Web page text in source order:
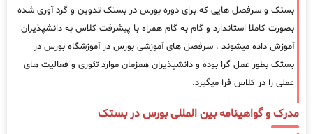
بستک و سرفصل هایی که برای دوره بورس در بستک تدوین و گرد آوری شده
بصورت کاملا استاندارد و گام به گام همراه با پیشرفت کلاس به دانشپذیران
آموزش داده میشوند . سرفصل های آموزشی بورس در آموزشگاه بورس در
بستک بطور عمل گرا بوده و دانشپذیران همزمان موارد تئوری و فعالیت های
عملی را در کلاس فرا میگیرد.
مدرک و گواهینامه بین المللی بورس در بستک